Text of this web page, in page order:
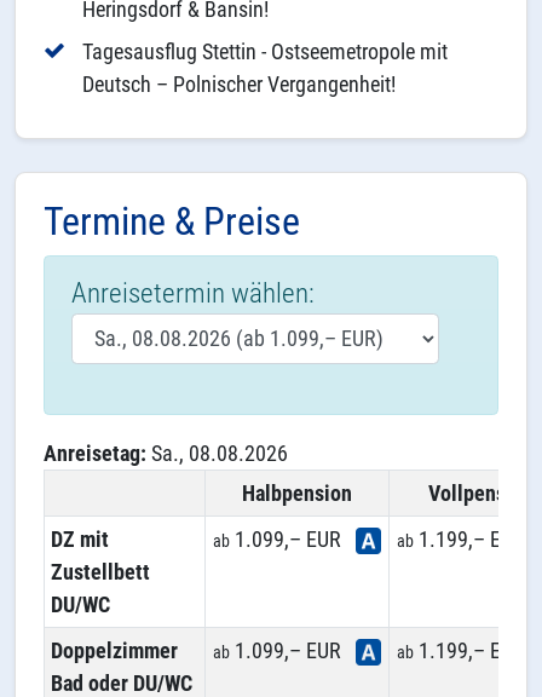
Heringsdorf & Bansin!
Tagesausflug Stettin - Ostseemetropole mit
Deutsch – Polnischer Vergangenheit!
Termine & Preise
Anreisetermin wählen:
Anreisetag: Sa., 08.08.2026
Halbpension
Vollpension
DZ mit
Zustellbett
DU/WC
ab1.099,– EUR ab1.199,– EUR
Doppelzimmer
Bad oder DU/WC
ab1.099,– EUR ab1.199,– EUR